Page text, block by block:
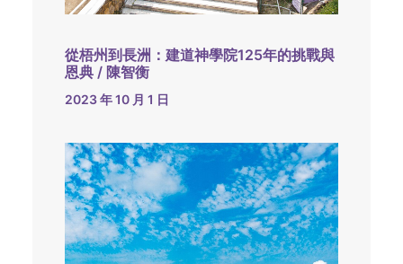
從梧州到長洲：建道神學院125年的挑戰與
恩典 / 陳智衡
2023 年 10 月 1 日